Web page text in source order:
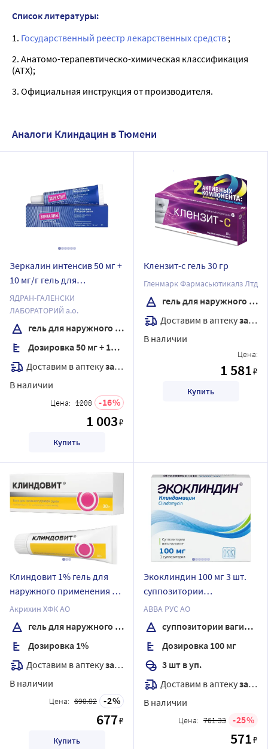
Список литературы:
1. Государственный реестр лекарственных средств ;
2. Анатомо-терапевтическо-химическая классификация
(ATX);
3. Официальная инструкция от производителя.
Аналоги Клиндацин в Тюмени
Зеркалин интенсив 50 мг +
10 мг/г гель для
наружного применения 30
гр
ЯДРАН-ГАЛЕНСКИ
ЛАБОРАТОРИЙ а.о.
гель для наружного применения
Дозировка 50 мг + 10 мг/г
Доставим в аптекузавтра
В наличии
Цена: 1208 16
1 003₽
Купить
Клензит-с гель 30 гр
Гленмарк Фармасьютикалз Лтд
гель для наружного применения
Доставим в аптекузавтра
В наличии
Цена:
1 581₽
Купить
Клиндовит 1% гель для
наружного применения 30
гр
Акрихин ХФК АО
гель для наружного применения
Дозировка 1%
Доставим в аптекузавтра
В наличии
Цена: 690.82 2
677₽
Купить
Экоклиндин 100 мг 3 шт.
суппозитории
вагинальные
АВВА РУС АО
суппозитории вагинальные
Дозировка 100 мг
3 шт в уп.
Доставим в аптекузавтра
В наличии
Цена: 761.33 25
571₽